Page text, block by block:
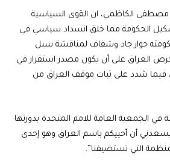
الكاظمي، ان القوى السياسية
الحكومة مما خلق انسداد سياسي في
حوار جاد وشفاف لمناقشة سبل
حرص العراق على أن يكون مصدر استقرار في
فيما شدد على ثبات موقف العراق من
في الجمعية العامة للامم المتحدة بدورتها
“يسعدني أن أحييكم باسم العراق وهو إحدى
التي تستضيفنا”.